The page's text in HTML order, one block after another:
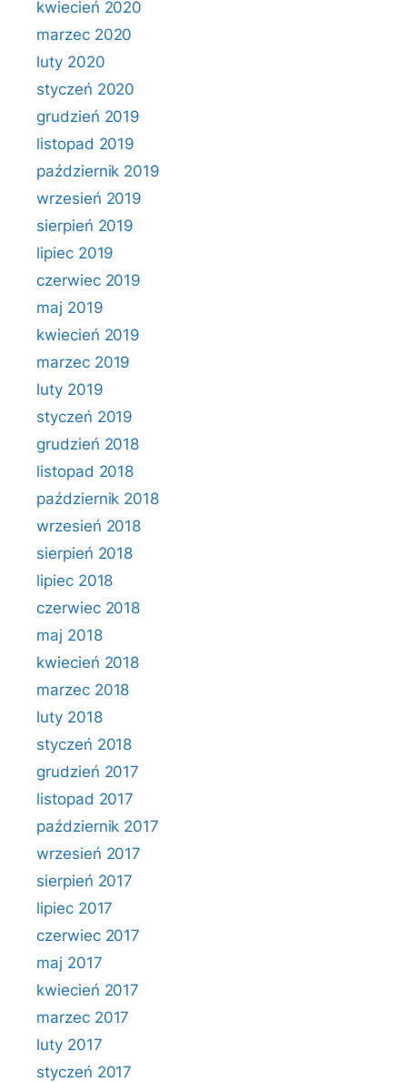
kwiecień 2020
marzec 2020
luty 2020
styczeń 2020
grudzień 2019
listopad 2019
październik 2019
wrzesień 2019
sierpień 2019
lipiec 2019
czerwiec 2019
maj 2019
kwiecień 2019
marzec 2019
luty 2019
styczeń 2019
grudzień 2018
listopad 2018
październik 2018
wrzesień 2018
sierpień 2018
lipiec 2018
czerwiec 2018
maj 2018
kwiecień 2018
marzec 2018
luty 2018
styczeń 2018
grudzień 2017
listopad 2017
październik 2017
wrzesień 2017
sierpień 2017
lipiec 2017
czerwiec 2017
maj 2017
kwiecień 2017
marzec 2017
luty 2017
styczeń 2017